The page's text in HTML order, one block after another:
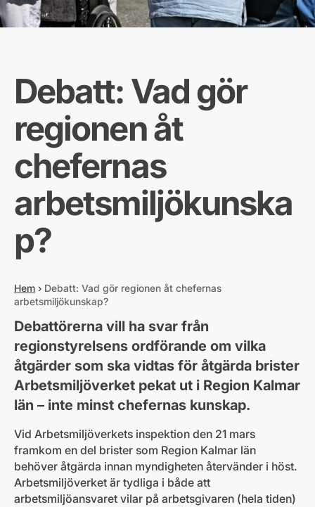
Debatt: Vad gör
regionen åt
chefernas
arbetsmiljökunska
p?
Hem › Debatt: Vad gör regionen åt chefernas
arbetsmiljökunskap?
Debattörerna vill ha svar från
regionstyrelsens ordförande om vilka
åtgärder som ska vidtas för åtgärda brister
Arbetsmiljöverket pekat ut i Region Kalmar
län – inte minst chefernas kunskap.
Vid Arbetsmiljöverkets inspektion den 21 mars
framkom en del brister som Region Kalmar län
behöver åtgärda innan myndigheten återvänder i höst.
Arbetsmiljöverket är tydliga i både att
arbetsmiljöansvaret vilar på arbetsgivaren (hela tiden)